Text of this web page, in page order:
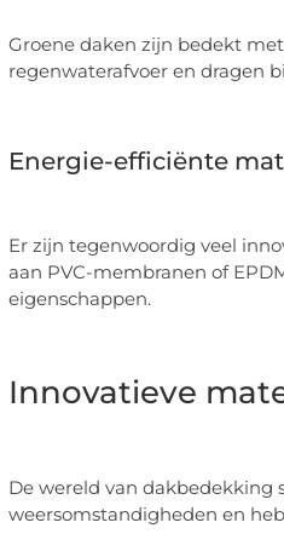
Groene daken zijn bedekt
regenwaterafvoer en dragen
Energie-efficiënte
Er zijn tegenwoordig veel
aan PVC-membranen of
eigenschappen.
Innovatieve
De wereld van
weersomstandigheden en